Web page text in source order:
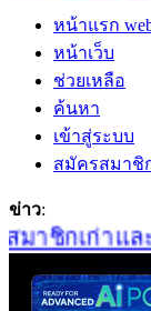
หน้าแรก
หน้าเว็บ
ช่วยเหลือ
ค้นหา
เข้าสู่ระบบ
สมัครสมาชิ
ข่าว:
าชิกเก่าและ